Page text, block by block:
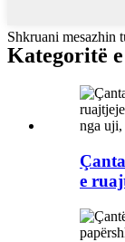
Shkruani mesazhin
Kategoritë
e